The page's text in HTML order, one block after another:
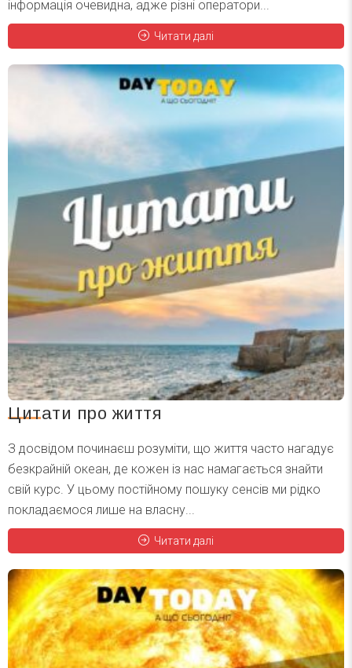
інформація очевидна, адже різні оператори...
Читати далі
Цитати про життя
З досвідом починаєш розуміти, що життя часто нагадує
безкрайній океан, де кожен із нас намагається знайти
свій курс. У цьому постійному пошуку сенсів ми рідко
покладаємося лише на власну...
Читати далі